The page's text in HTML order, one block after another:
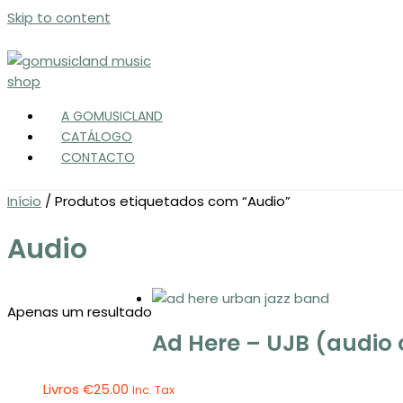
Skip to content
A GOMUSICLAND
CATÁLOGO
CONTACTO
Início / Produtos etiquetados com “Audio”
Audio
Apenas um resultado
Ad Here – UJB (audio
Livros €25.00 Inc. Tax